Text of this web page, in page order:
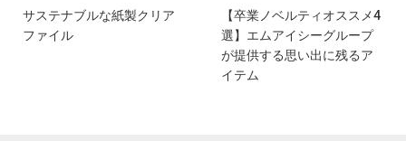
サステナブルな紙製クリア
ファイル
【卒業ノベルティオススメ4
選】エムアイシーグループ
が提供する思い出に残るア
イテム